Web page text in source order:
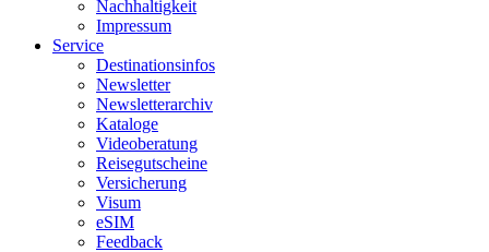
Nachhaltigkeit
Impressum
Service
Destinationsinfos
Newsletter
Newsletterarchiv
Kataloge
Videoberatung
Reisegutscheine
Versicherung
Visum
eSIM
Feedback